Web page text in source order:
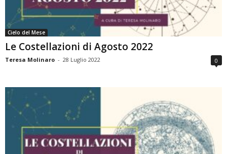
Cielo del Mese
Le Costellazioni di Agosto 2022
Teresa Molinaro - 28 Luglio 2022 0